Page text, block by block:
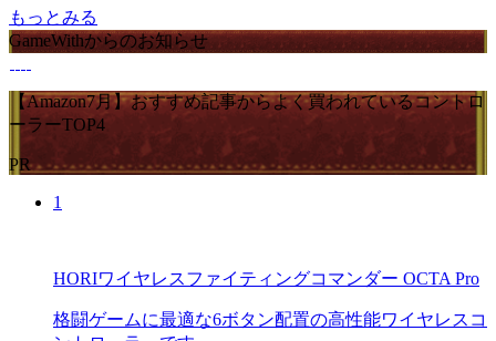
もっとみる
GameWithからのお知らせ
【Amazon7月】おすすめ記事からよく買われているコントロ
ーラーTOP4
PR
1
HORIワイヤレスファイティングコマンダー OCTA Pro
格闘ゲームに最適な6ボタン配置の高性能ワイヤレスコ